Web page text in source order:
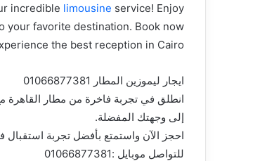
incredible limousine service! Enjoy
your favorite destination. Book now
the best reception in Cairo
ايجار ليموزين المطار 01066877381
انطلق في تجربة فاخرة من مطار القاهرة مع
إلى وجهتك المفضلة.
احجز الآن واستمتع بأفضل تجربة استقبال
للتواصل موبايل :01066877381